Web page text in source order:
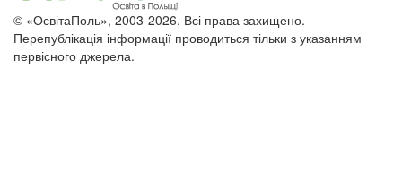
© «ОсвітаПоль», 2003-2026. Всі права захищено.
Перепублікація інформації проводиться тільки з указанням
первісного джерела.